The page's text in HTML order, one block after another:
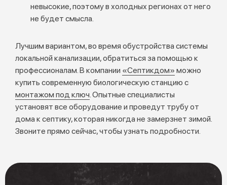
невысокие, поэтому в холодных регионах от него
не будет смысла.
Лучшим вариантом, во время обустройства системы
локальной канализации, обратиться за помощью к
профессионалам. В компании «Септикдом» можно
купить современную биологическую станцию с
монтажом под ключ. Опытные специалисты
установят все оборудование и проведут трубу от
дома к септику, которая никогда не замерзнет зимой.
Звоните прямо сейчас, чтобы узнать подробности.